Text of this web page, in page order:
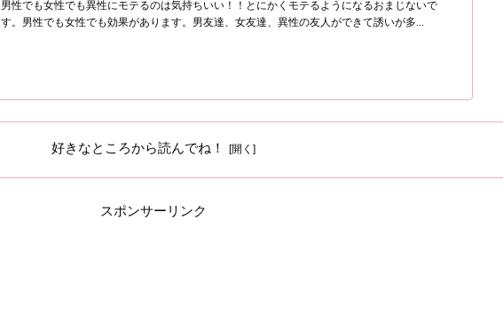
男性でも女性でも異性にモテるのは気持ちいい！！とにかくモテるようになるおまじないで
す。男性でも女性でも効果があります。男友達、女友達、異性の友人ができて誘いが多...
好きなところから読んでね！
スポンサーリンク